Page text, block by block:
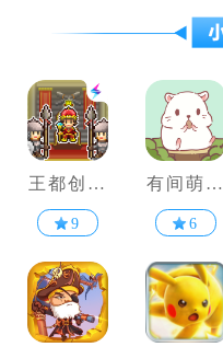
王都创世
录
9
有间萌宠
小屋
6